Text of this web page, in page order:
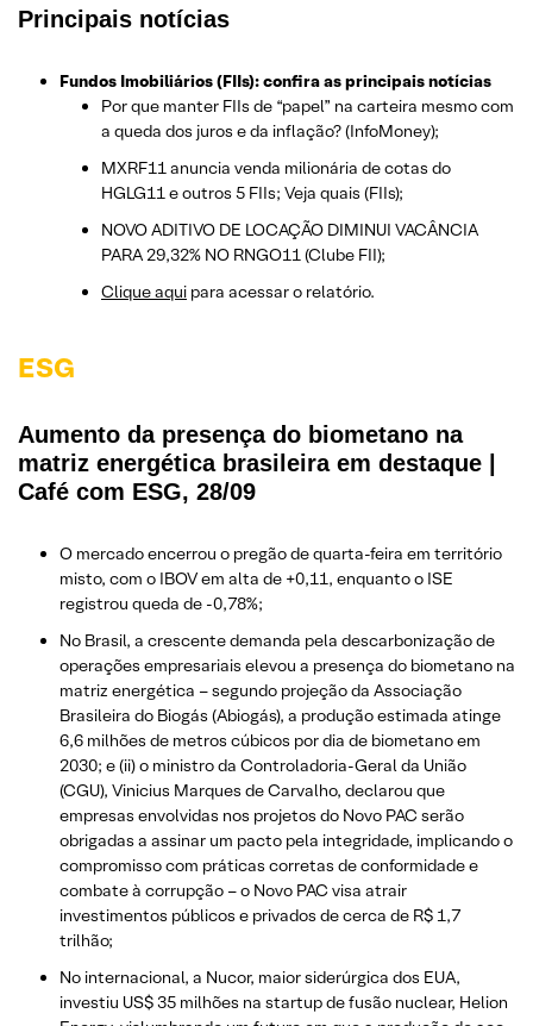
Principais notícias
Fundos Imobiliários (FIIs): confira as principais notícias
Por que manter FIIs de “papel” na carteira mesmo com
a queda dos juros e da inflação? (InfoMoney);
MXRF11 anuncia venda milionária de cotas do
HGLG11 e outros 5 FIIs; Veja quais (FIIs);
NOVO ADITIVO DE LOCAÇÃO DIMINUI VACÂNCIA
PARA 29,32% NO RNGO11 (Clube FII);
Clique aqui para acessar o relatório.
ESG
Aumento da presença do biometano na
matriz energética brasileira em destaque |
Café com ESG, 28/09
O mercado encerrou o pregão de quarta-feira em território
misto, com o IBOV em alta de +0,11, enquanto o ISE
registrou queda de -0,78%;
No Brasil, a crescente demanda pela descarbonização de
operações empresariais elevou a presença do biometano na
matriz energética – segundo projeção da Associação
Brasileira do Biogás (Abiogás), a produção estimada atinge
6,6 milhões de metros cúbicos por dia de biometano em
2030; e (ii) o ministro da Controladoria-Geral da União
(CGU), Vinicius Marques de Carvalho, declarou que
empresas envolvidas nos projetos do Novo PAC serão
obrigadas a assinar um pacto pela integridade, implicando o
compromisso com práticas corretas de conformidade e
combate à corrupção – o Novo PAC visa atrair
investimentos públicos e privados de cerca de R$ 1,7
trilhão;
No internacional, a Nucor, maior siderúrgica dos EUA,
investiu US$ 35 milhões na startup de fusão nuclear, Helion